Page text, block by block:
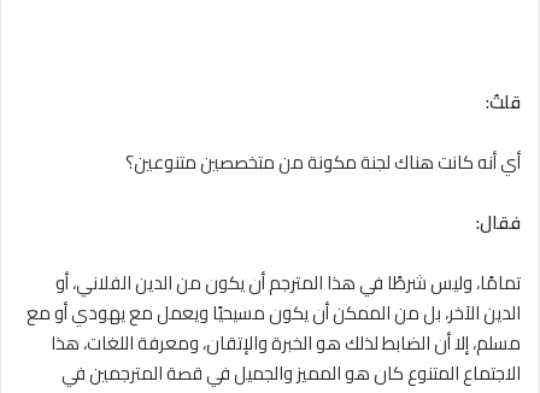
قلتُ:
أي أنه كانت هناك لجنة مكونة من متخصصين متنوعين؟
فقال:
تمامًا، وليس شرطًا في هذا المترجم أن يكون من الدين الفلاني، أو
الدين الآخر، بل من الممكن أن يكون مسيحيًا ويعمل مع يهودي أو مع
مسلم، إلا أن الضابط لذلك هو الخبرة والإتقان، ومعرفة اللغات، هذا
الاجتماع المتنوع كان هو المميز والجميل في قصة المترجمين في